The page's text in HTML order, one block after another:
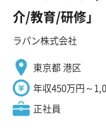
介/教育/研修」
ラパン株式会社
東京都 港区
年収450万円～
正社員